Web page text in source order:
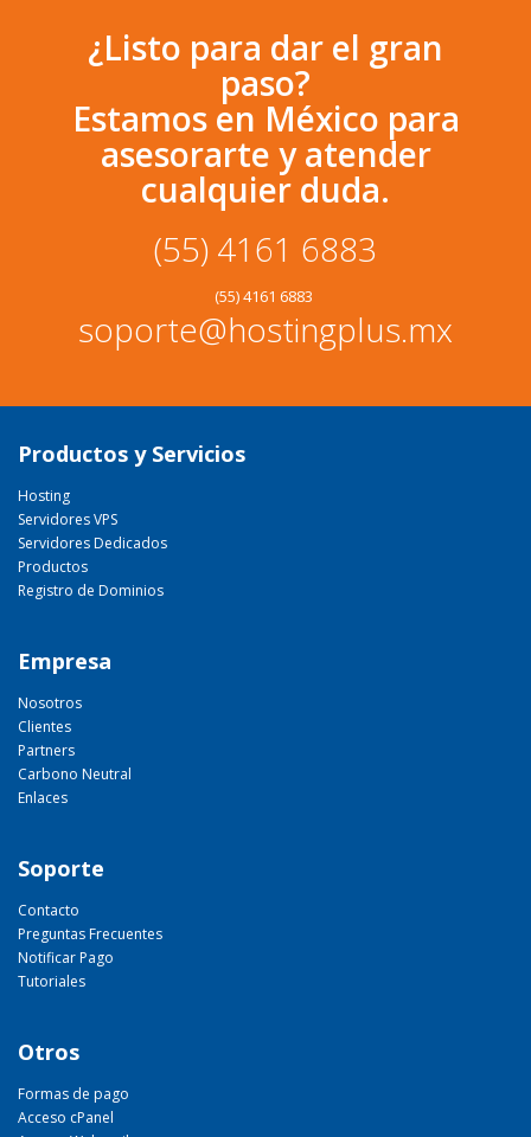
¿Listo para dar el gran
paso?
Estamos en México para
asesorarte y atender
cualquier duda.
(55) 4161 6883
(55) 4161 6883
soporte@hostingplus.mx
Productos y Servicios
Hosting
Servidores VPS
Servidores Dedicados
Productos
Registro de Dominios
Empresa
Nosotros
Clientes
Partners
Carbono Neutral
Enlaces
Soporte
Contacto
Preguntas Frecuentes
Notificar Pago
Tutoriales
Otros
Formas de pago
Acceso cPanel